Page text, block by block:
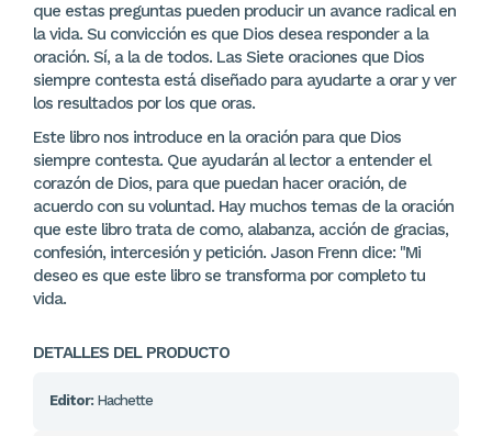
que estas preguntas pueden producir un avance radical en
la vida. Su convicción es que Dios desea responder a la
oración. Sí, a la de todos. Las Siete oraciones que Dios
siempre contesta está diseñado para ayudarte a orar y ver
los resultados por los que oras.
Este libro nos introduce en la oración para que Dios
siempre contesta. Que ayudarán al lector a entender el
corazón de Dios, para que puedan hacer oración, de
acuerdo con su voluntad. Hay muchos temas de la oración
que este libro trata de como, alabanza, acción de gracias,
confesión, intercesión y petición. Jason Frenn dice: "Mi
deseo es que este libro se transforma por completo tu
vida.
DETALLES DEL PRODUCTO
Editor: Hachette